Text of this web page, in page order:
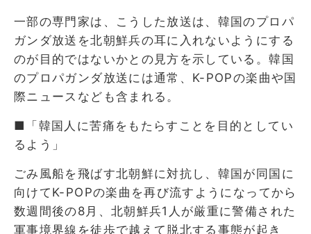
一部の専門家は、こうした放送は、韓国のプロパ
ガンダ放送を北朝鮮兵の耳に入れないようにする
のが目的ではないかとの見方を示している。韓国
のプロパガンダ放送には通常、K-POPの楽曲や国
際ニュースなども含まれる。
■「韓国人に苦痛をもたらすことを目的としてい
るよう」
ごみ風船を飛ばす北朝鮮に対抗し、韓国が同国に
向けてK-POPの楽曲を再び流すようになってから
数週間後の8月、北朝鮮兵1人が厳重に警備された
軍事境界線を徒歩で越えて脱北する事態が起き